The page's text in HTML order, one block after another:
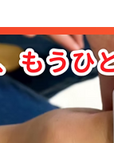
心臓移植の歴史
移植の可能性と
カントロウィッ